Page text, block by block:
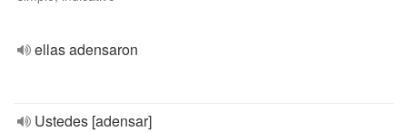
ellas adensaron
Ustedes [adensar]